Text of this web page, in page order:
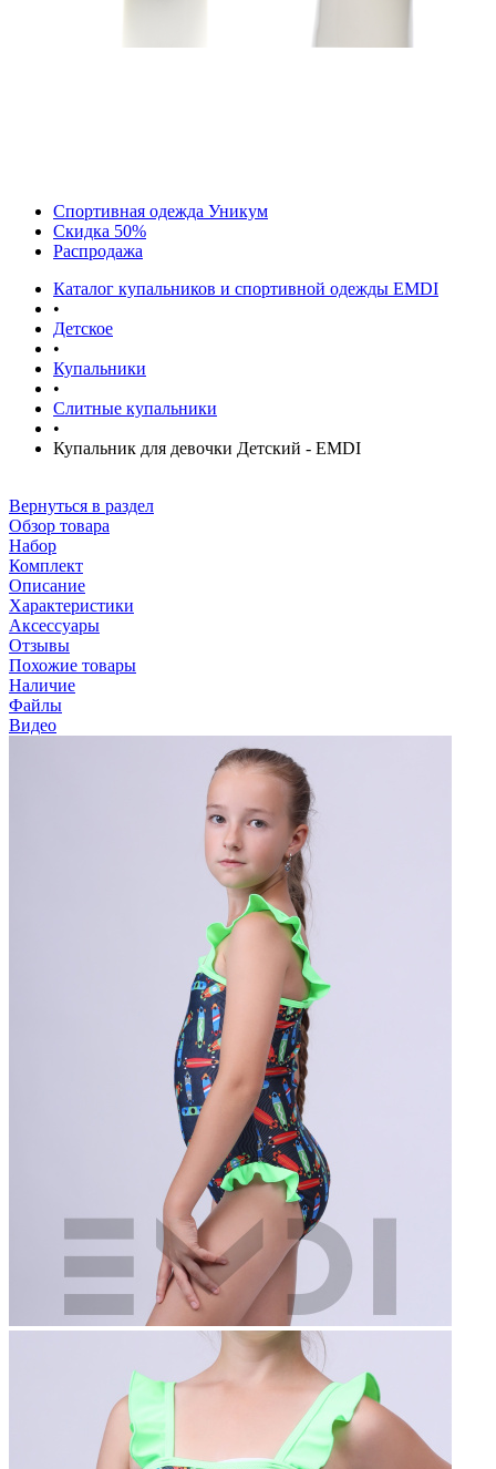
Спортивная одежда Уникум
Скидка 50%
Распродажа
Каталог купальников и спортивной одежды EMDI
•
Детское
•
Купальники
•
Слитные купальники
•
Купальник для девочки Детский - EMDI
Вернуться в раздел
Обзор товара
Набор
Комплект
Описание
Характеристики
Аксессуары
Отзывы
Похожие товары
Наличие
Файлы
Видео